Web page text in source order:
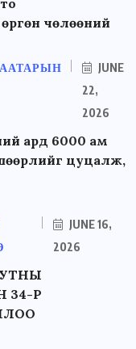
чөлөөний
JUNE
22,
2026
ард 6000 ам
цуцалж,
JUNE 16,
2026
34-Р